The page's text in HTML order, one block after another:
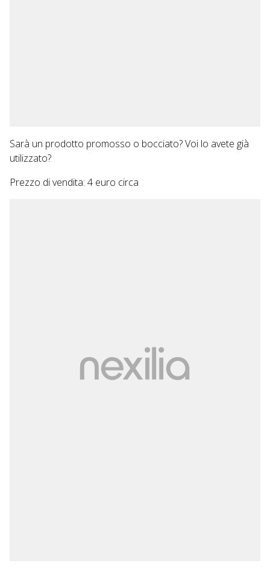
Sarà un prodotto promosso o bocciato? Voi lo avete già
utilizzato?
Prezzo di vendita: 4 euro circa